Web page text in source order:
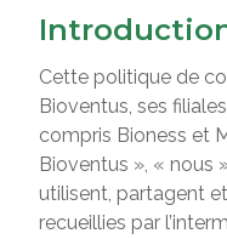
Cette politique de
Bioventus, ses
compris Bioness et
Bioventus », « nous
utilisent, partagent
recueillies par